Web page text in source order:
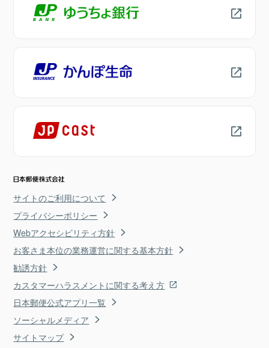
サイトのご利用について
プライバシーポリシー
Webアクセシビリティ方針
お客さま本位の業務運営に関する基本方針
勧誘方針
カスタマーハラスメントに関する考え方
日本郵便公式アプリ一覧
ソーシャルメディア
サイトマップ